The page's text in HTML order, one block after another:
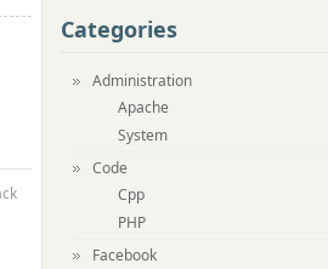
Categories
Administration
Apache
System
Code
Cpp
PHP
Facebook